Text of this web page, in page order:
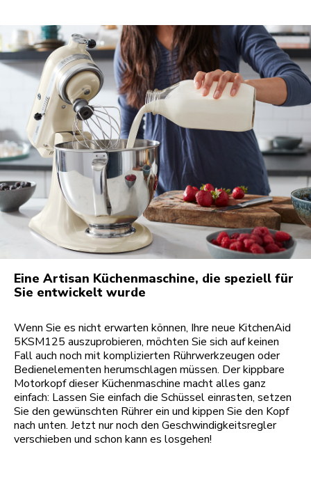
Eine Artisan Küchenmaschine, die speziell für
Sie entwickelt wurde
Wenn Sie es nicht erwarten können, Ihre neue KitchenAid
5KSM125 auszuprobieren, möchten Sie sich auf keinen
Fall auch noch mit komplizierten Rührwerkzeugen oder
Bedienelementen herumschlagen müssen. Der kippbare
Motorkopf dieser Küchenmaschine macht alles ganz
einfach: Lassen Sie einfach die Schüssel einrasten, setzen
Sie den gewünschten Rührer ein und kippen Sie den Kopf
nach unten. Jetzt nur noch den Geschwindigkeitsregler
verschieben und schon kann es losgehen!